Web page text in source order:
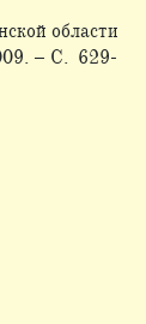
области
– С. 629-